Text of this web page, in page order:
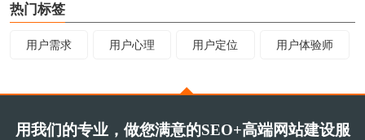
热门标签
用户需求 用户心理 用户定位 用户体验师
用我们的专业，做您满意的SEO+高端网站建设服